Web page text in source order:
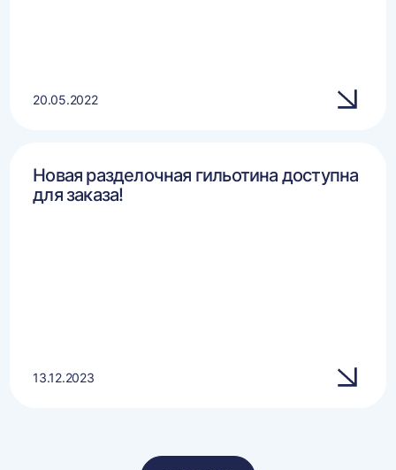
20.05.2022
Новая разделочная гильотина доступна
для заказа!
13.12.2023